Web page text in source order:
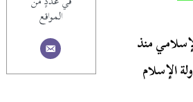
المواقع
منذ
الإسلام